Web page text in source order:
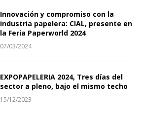
Innovación y compromiso con la
industria papelera: CIAL, presente en
la Feria Paperworld 2024
07/03/2024
EXPOPAPELERIA 2024, Tres días del
sector a pleno, bajo el mismo techo
15/12/2023